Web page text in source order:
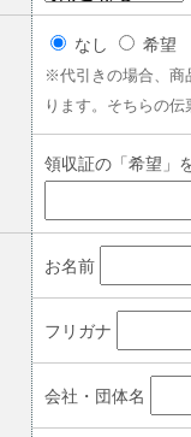
なし 希望
※代引きの場合、商
ります。そちらの
領収証の「希望」
お名前
フリガナ
会社・団体名